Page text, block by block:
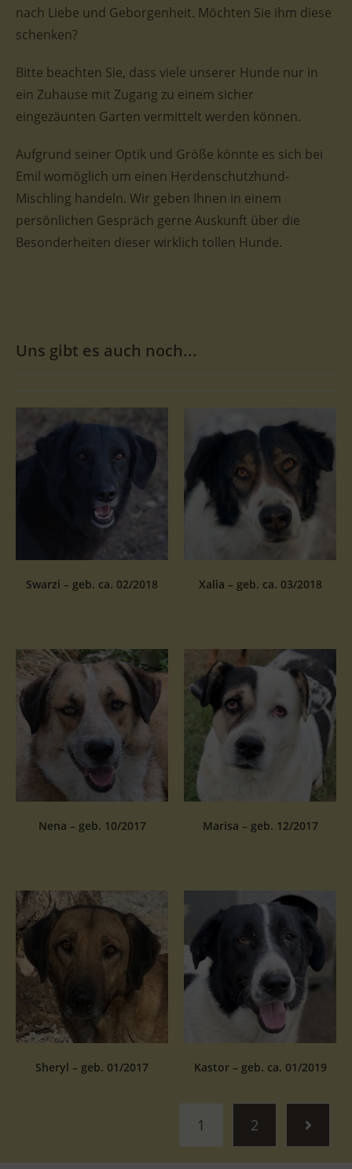
nach Liebe und Geborgenheit. Möchten Sie ihm diese
schenken?
Bitte beachten Sie, dass viele unserer Hunde nur in
ein Zuhause mit Zugang zu einem sicher
eingezäunten Garten vermittelt werden können.
Aufgrund seiner Optik und Größe könnte es sich bei
Emil womöglich um einen Herdenschutzhund-
Mischling handeln. Wir geben Ihnen in einem
persönlichen Gespräch gerne Auskunft über die
Besonderheiten dieser wirklich tollen Hunde.
Uns gibt es auch noch...
Swarzi – geb. ca. 02/2018 Xalia – geb. ca. 03/2018
Nena – geb. 10/2017 Marisa – geb. 12/2017
Sheryl – geb. 01/2017 Kastor – geb. ca. 01/2019
1 2